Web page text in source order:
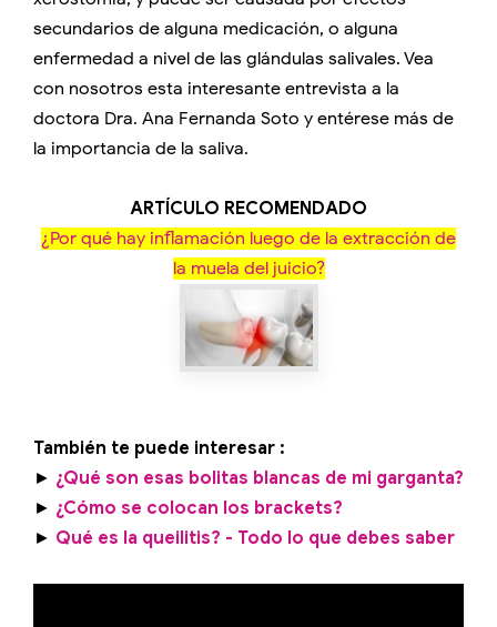
secundarios de alguna medicación, o alguna
enfermedad a nivel de las glándulas salivales. Vea
con nosotros esta interesante entrevista a la
doctora Dra. Ana Fernanda Soto y entérese más de
la importancia de la saliva.
ARTÍCULO RECOMENDADO
¿Por qué hay inflamación luego de la extracción de
la muela del juicio?
También te puede interesar :
► ¿Qué son esas bolitas blancas de mi garganta?
► ¿Cómo se colocan los brackets?
► Qué es la queilitis? - Todo lo que debes saber